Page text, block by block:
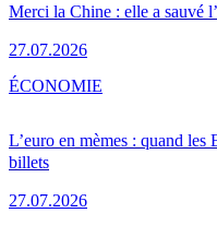
Merci la Chine : elle a sauvé
27.07.2026
L’euro en mèmes : quand les
billets
27.07.2026
ÉCONOMIE